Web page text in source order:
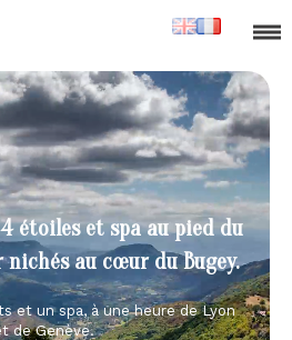
étoiles et spa au pied du
nichés au cœur du Bugey.
et un spa, à une heure de Lyon
de Genève.